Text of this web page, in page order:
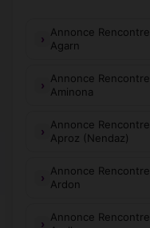
Annonce Rencontre
Agarn
Annonce Rencontre
Aminona
Annonce Rencontre
Aproz (Nendaz)
Annonce Rencontre
Ardon
Annonce Rencontre